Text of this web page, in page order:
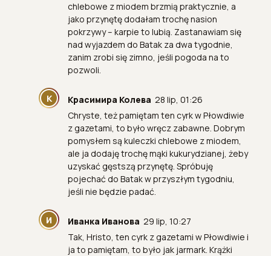
chlebowe z miodem brzmią praktycznie, a
jako przynętę dodałam trochę nasion
pokrzywy – karpie to lubią. Zastanawiam się
nad wyjazdem do Batak za dwa tygodnie,
zanim zrobi się zimno, jeśli pogoda na to
pozwoli.
К Красимира Колева 28 lip, 01:26
Chryste, też pamiętam ten cyrk w Płowdiwie
z gazetami, to było wręcz zabawne. Dobrym
pomysłem są kuleczki chlebowe z miodem,
ale ja dodaję trochę mąki kukurydzianej, żeby
uzyskać gęstszą przynętę. Spróbuję
pojechać do Batak w przyszłym tygodniu,
jeśli nie będzie padać.
И Иванка Иванова 29 lip, 10:27
Tak, Hristo, ten cyrk z gazetami w Płowdiwie i
ja to pamiętam, to było jak jarmark. Krążki